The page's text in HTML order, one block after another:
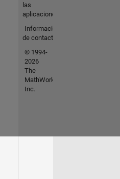
las
aplicaciones
Información
de contacto
© 1994-
2026
The
MathWorks,
Inc.